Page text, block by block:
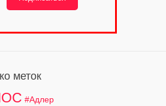
меток
#Адлер